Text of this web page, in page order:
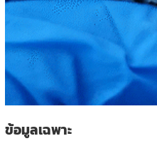
ข้อมูลเฉพาะ